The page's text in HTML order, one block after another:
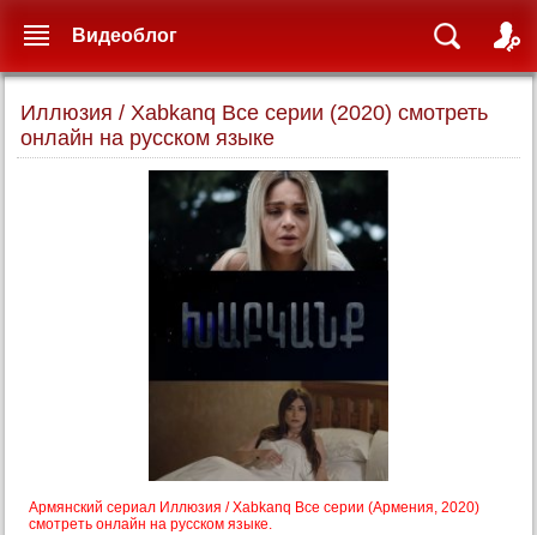
Иллюзия / Xabkanq Все серии (2020) смотреть
онлайн на русском языке
Армянский сериал Иллюзия / Xabkanq Все серии (Армения, 2020)
смотреть онлайн на русском языке.
Видеоблог